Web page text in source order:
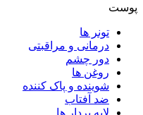
پوست
تونر ها
درمانی و مراقبتی
دور چشم
روغن ها
شوینده و پاک کننده
ضد آفتاب
لایه‌ بردار ها